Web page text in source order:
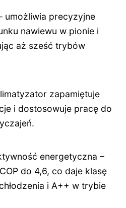
umożliwia precyzyjne
nawiewu w pionie i
aż sześć trybów
zapamiętuje
i dostosowuje pracę do
energetyczna –
do 4,6, co daje klasę
i A++ w trybie